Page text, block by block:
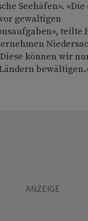
Seehäfen». «Die
gewaltigen
teilte
können wir